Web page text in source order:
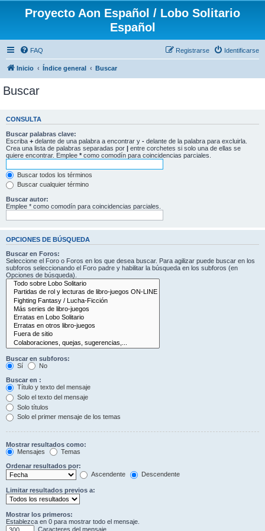
Proyecto Aon Español / Lobo Solitario
Español
FAQ Identificarse
Registrarse
Inicio Índice general Buscar
Buscar
CONSULTA
Buscar palabras clave:
Escriba + delante de una palabra a encontrar y - delante de la palabra para excluirla.
Crea una lista de palabras separadas por | entre corchetes si solo una de ellas se
quiere encontrar. Emplee * como comodín para coincidencias parciales.
Buscar todos los términos
Buscar cualquier término
Buscar autor:
Emplee * como comodín para coincidencias parciales.
OPCIONES DE BÚSQUEDA
Buscar en Foros:
Seleccione el Foro o Foros en los que desea buscar. Para agilizar puede buscar en los
subforos seleccionando el Foro padre y habilitar la búsqueda en los subforos (en
Opciones de búsqueda).
Buscar en subforos:
Sí
No
Buscar en :
Título y texto del mensaje
Solo el texto del mensaje
Solo títulos
Solo el primer mensaje de los temas
Mostrar resultados como:
Mensajes
Temas
Ordenar resultados por:
Ascendente
Descendente
Limitar resultados previos a:
Mostrar los primeros:
Establezca en 0 para mostrar todo el mensaje.
Caracteres del mensaje